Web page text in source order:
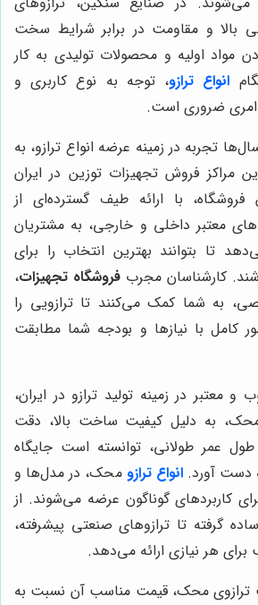
بالا و مقاومت در برابر شرایط سخت
مواد اولیه و محصولات تولیدی به کار
انواع ترازو، توجه به نوع کاربری و
ضروری است.
تجربه در زمینه عرضه انواع ترازو، به
مراکز فروش تجهیزات توزین در ایران
با ارائه طیف گسترده‌ای از
معتبر داخلی و خارجی، به مشتریان
تا بتوانند بهترین انتخاب را برای
کارشناسان مجرب فروشگاه تجهیزات،
به شما کمک می‌کنند تا ترازویی را
کامل با نیازها و بودجه شما مطابقت
معتبر در زمینه تولید ترازو در ایران،
به دلیل کیفیت ساخت بالا، دقت
عمر طولانی، توانسته است جایگاه
به دست آورد.انواع ترازو محک، در مدل‌ها و
کاربردهای گوناگون عرضه می‌شوند. از
گرفته تا ترازوهای صنعتی پیشرفته،
هر نیازی ارائه می‌دهد.
ترازوی محک، قیمت مناسب آن نسبت به